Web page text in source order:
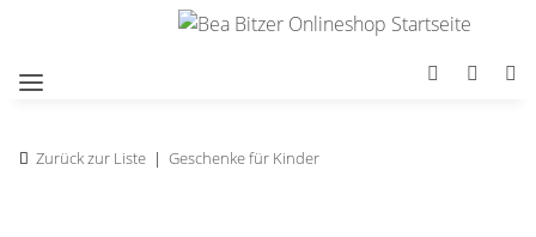
Zurück zur Liste Geschenke für Kinder